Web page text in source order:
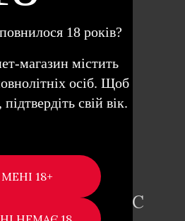
EXOTIC
18 років?
магазин містить
осіб. Щоб
свій вік.